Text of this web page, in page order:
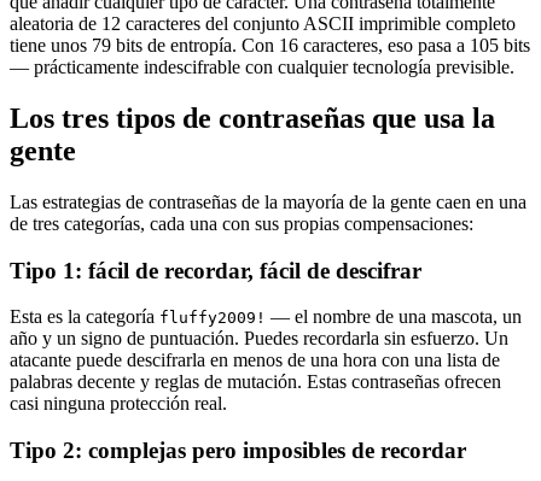
aleatoria de 12 caracteres del conjunto ASCII imprimible completo
tiene unos 79 bits de entropía. Con 16 caracteres, eso pasa a 105 bits
— prácticamente indescifrable con cualquier tecnología previsible.
Los tres tipos de contraseñas que usa la
gente
Las estrategias de contraseñas de la mayoría de la gente caen en una
de tres categorías, cada una con sus propias compensaciones:
Tipo 1: fácil de recordar, fácil de descifrar
Esta es la categoría fluffy2009! — el nombre de una mascota, un
año y un signo de puntuación. Puedes recordarla sin esfuerzo. Un
atacante puede descifrarla en menos de una hora con una lista de
palabras decente y reglas de mutación. Estas contraseñas ofrecen
casi ninguna protección real.
Tipo 2: complejas pero imposibles de recordar